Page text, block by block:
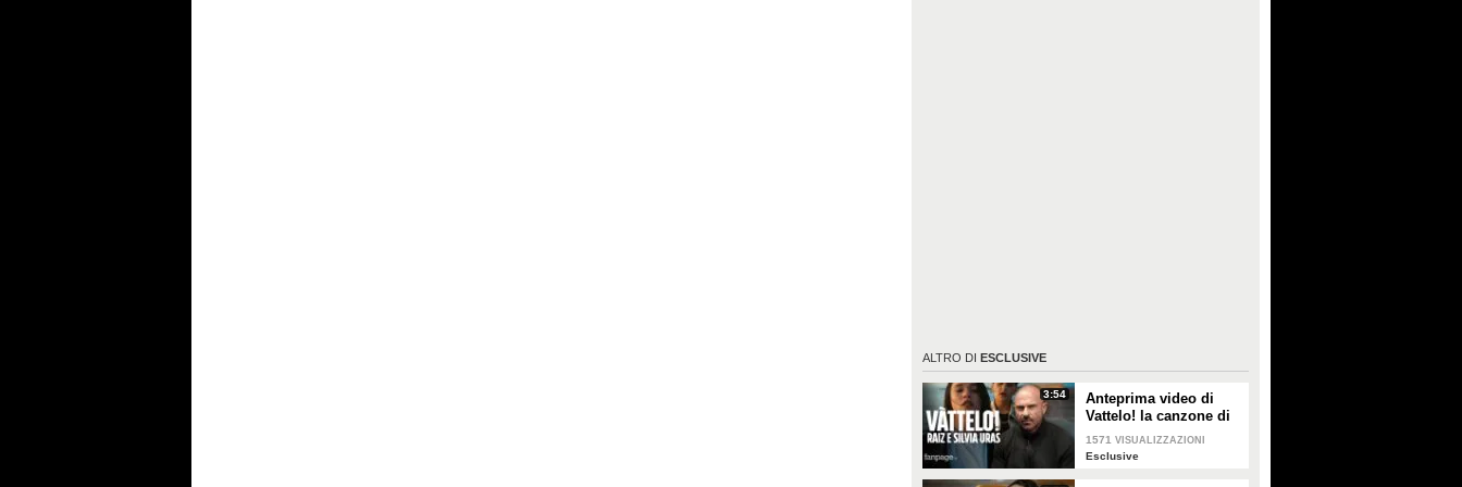
ALTRO DI ESCLUSIVE
3:54
Anteprima video di
Vattelo! la canzone di
Raiz e Silvia Uras,
colonna sonora di Io
1571 VISUALIZZAZIONI
Esclusive